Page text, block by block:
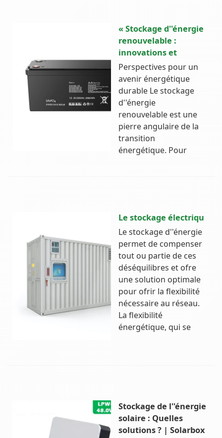
« Stockage d''énergie
renouvelable :
innovations et
Perspectives pour un
avenir énergétique
durable Le stockage
d''énergie
renouvelable est une
pierre angulaire de la
transition
énergétique. Pour
Le stockage électriqu
Le stockage d''énergie
permet de compenser
tout ou partie de ces
déséquilibres et ofre
une solution optimale
pour ofrir la flexibilité
nécessaire au réseau.
La flexibilité
énergétique, qui se
Stockage de l''énergie
solaire : Quelles
solutions ? | Solarbox